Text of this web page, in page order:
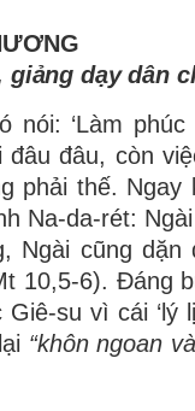
giảng dạy dân
nói: ‘Làm
đâu, còn
phải thế.
Na-da-rét:
Ngài cũng dặn
10,5-6). Đáng
su vì cái ‘lý
“khôn ngoan